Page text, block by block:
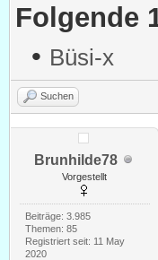
Folgende
• Büsi-x
Suchen
Brunhilde78
Vorgestellt
Beiträge: 3.985
Themen: 85
Registriert seit: 11 May
2020